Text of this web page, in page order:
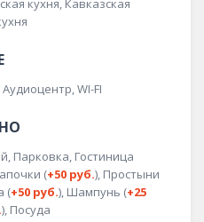
кухня, Кавказская
Аудиоцентр,WI-FI
Парковка, Гостиница
(+50 руб.), Простыни
(+50 руб.), Шампунь (+25
), Посуда